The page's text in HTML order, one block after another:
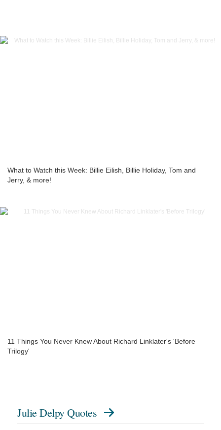
What to Watch this Week: Billie Eilish, Billie Holiday, Tom and
Jerry, & more!
11 Things You Never Knew About Richard Linklater's 'Before
Trilogy'
Julie Delpy Quotes